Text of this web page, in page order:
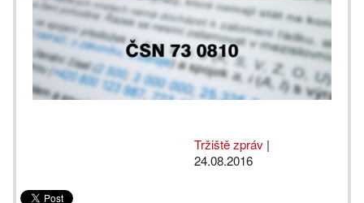
Tržiště zpráv |
24.08.2016